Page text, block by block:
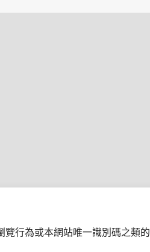
覽行為或本網站唯一識別碼之類的